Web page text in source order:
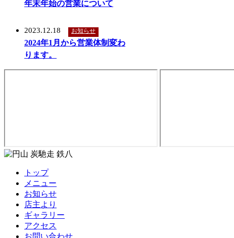
年末年始の営業について
2023.12.18 お知らせ
2024年1月から営業体制変わ
ります。
トップ
メニュー
お知らせ
店主より
ギャラリー
アクセス
お問い合わせ